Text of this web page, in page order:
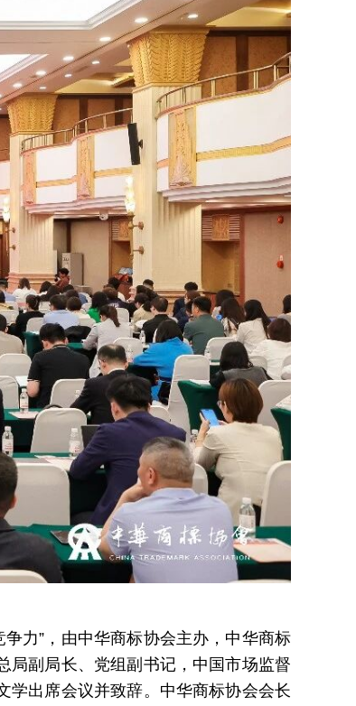
力”，由中华商标协会主办，中华商标
局副局长、党组副书记，中国市场监督
学出席会议并致辞。中华商标协会会长